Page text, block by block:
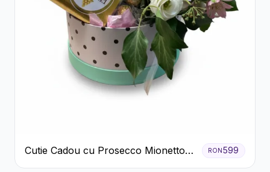
Cutie Cadou cu Prosecco Mionetto
Ferrero Rocher și Flori Pastelate
RON599